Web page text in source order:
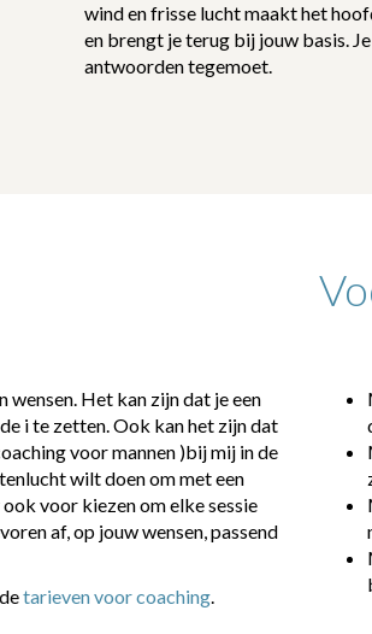
wind en frisse lucht maakt het
en brengt je terug bij jouw basis.
antwoorden tegemoet.
Het kan zijn dat je een
i te zetten. Ook kan het zijn dat
voor mannen )bij mij in de
wilt doen om met een
voor kiezen om elke sessie
af, op jouw wensen, passend
tarieven voor coaching.